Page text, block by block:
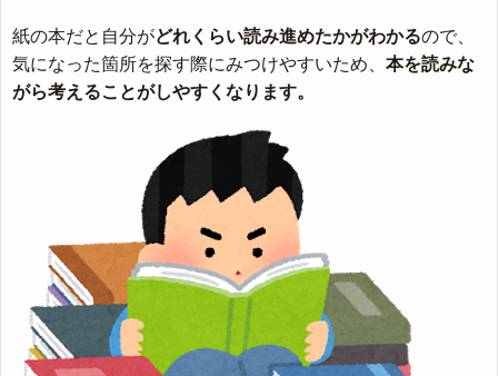
紙の本だと自分がどれくらい読み進めたかがわかるので、
気になった箇所を探す際にみつけやすいため、 本を読みな
がら考えることがしやすくなります。